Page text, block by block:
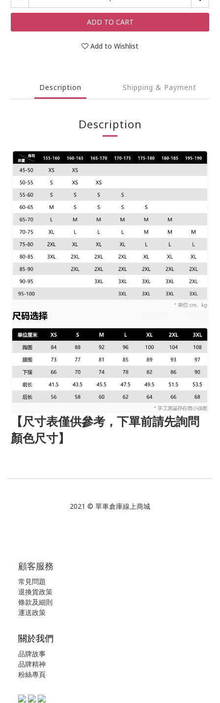
ADD TO CART
Add to Wishlist
Description Shipping & Payment
Description
【尺寸表僅供參考，下單前請先詢問
顏色尺寸】
2021 © 單車倉庫線上商城
顧客服務
常見問題
退換貨政策
條款及細則
運送政策
關於我們
品牌故事
品牌精神
粉絲專頁